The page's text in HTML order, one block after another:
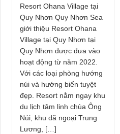
Resort Ohana Village tại
Quy Nhơn Quy Nhơn Sea
giới thiệu Resort Ohana
Village tại Quy Nhơn tại
Quy Nhơn được đưa vào
hoạt động từ năm 2022.
Với các loại phòng hướng
núi và hướng biển tuyệt
đẹp. Resort nằm ngay khu
du lịch tâm linh chùa Ông
Núi, khu dã ngoại Trung
Lương, […]